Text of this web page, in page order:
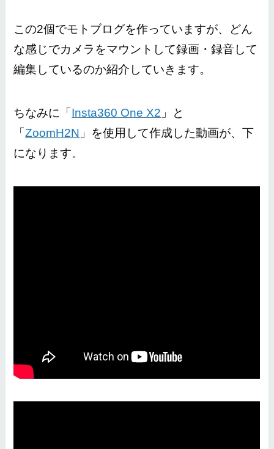
この2個でモトブログを作っていますが、どん
な感じでカメラをマウントして録画・録音して
編集しているのか紹介していきます。
ちなみに「 Insta360 One X2 」と
「ZoomH2N 」を使用して作成した動画が、下
になります。